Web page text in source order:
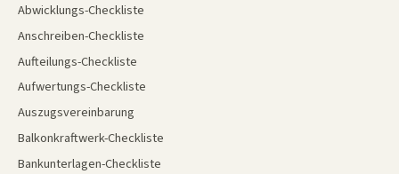
Abwicklungs-Checkliste
Anschreiben-Checkliste
Aufteilungs-Checkliste
Aufwertungs-Checkliste
Auszugsvereinbarung
Balkonkraftwerk-Checkliste
Bankunterlagen-Checkliste